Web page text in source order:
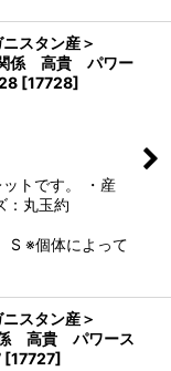
スタン産＞
係 高貴 パワー
[17728]
トです。 ・産
：丸玉約
※個体によって
スタン産＞
高貴 パワース
[17727]